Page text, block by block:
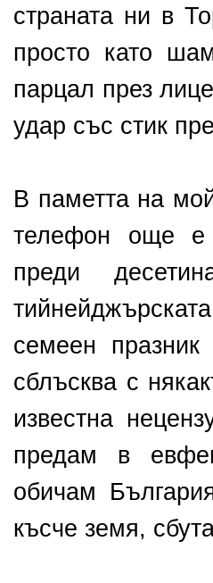
страната ни в
просто като
парцал през
удар със стик
В паметта на
телефон още е
преди
семеен
сблъсква с
известна
предам в
обичам
късче земя,